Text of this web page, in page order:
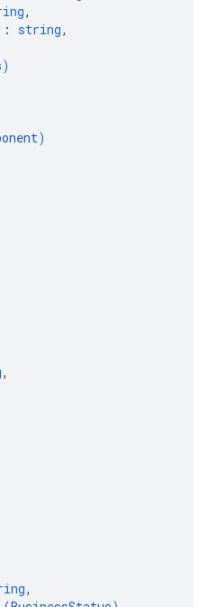
,
: string,
)
)
,
,